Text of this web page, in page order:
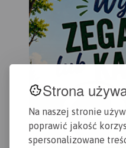
Strona
Na naszej stronie
poprawić jakość
spersonalizowane